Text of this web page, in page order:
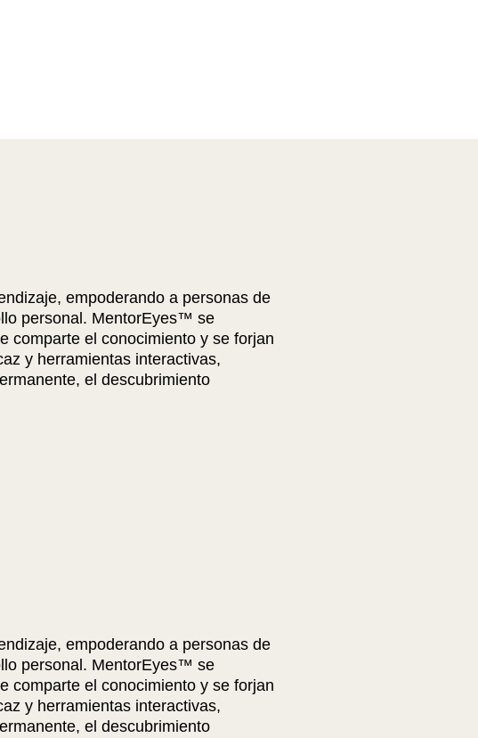
empoderando a personas de
personal. MentorEyes™ se
comparte el conocimiento y se forjan
y herramientas interactivas,
el descubrimiento
empoderando a personas de
personal. MentorEyes™ se
comparte el conocimiento y se forjan
y herramientas interactivas,
el descubrimiento